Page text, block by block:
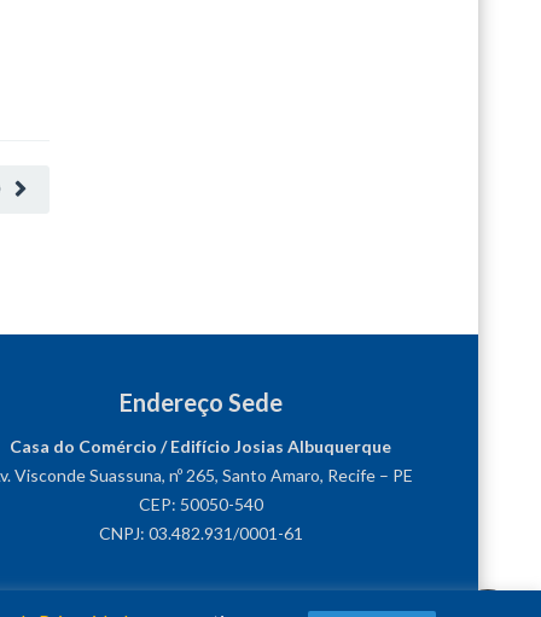
Endereço Sede
Casa do Comércio / Edifício Josias Albuquerque
Visconde Suassuna, nº 265, Santo Amaro, Recife – PE
CEP: 50050-540
CNPJ: 03.482.931/0001-61